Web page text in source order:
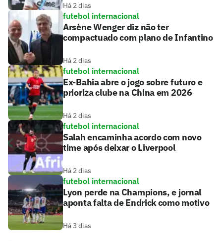
Há 2 dias
futebol internacional
Arsène Wenger diz não ter
compactuado com plano de Infantino
Há 2 dias
futebol internacional
Ex-Bahia abre o jogo sobre futuro e
prioriza clube na China em 2026
Há 2 dias
futebol internacional
Salah encaminha acordo com novo
time após deixar o Liverpool
Há 2 dias
futebol internacional
Lyon perde na Champions, e jornal
aponta falta de Endrick como motivo
Há 3 dias